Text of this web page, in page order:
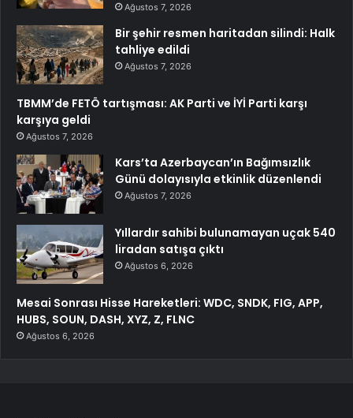
Ağustos 7, 2026
Bir şehir resmen haritadan silindi: Halk
tahliye edildi
Ağustos 7, 2026
TBMM’de FETÖ tartışması: AK Parti ve İYİ Parti karşı
karşıya geldi
Ağustos 7, 2026
Kars’ta Azerbaycan’ın Bağımsızlık
Günü dolayısıyla etkinlik düzenlendi
Ağustos 7, 2026
Yıllardır sahibi bulunamayan uçak 540
liradan satışa çıktı
Ağustos 6, 2026
Mesai Sonrası Hisse Hareketleri: WDC, SNDK, FIG, APP,
HUBS, SOUN, DASH, XYZ, Z, FLNC
Ağustos 6, 2026